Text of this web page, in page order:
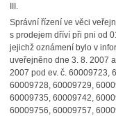
III.
Správní řízení ve věci
s prodejem dříví při pni od
jejichž oznámení bylo v
uveřejněno dne 3. 8. 2007
2007 pod ev. č. 60009723,
60009728, 60009729,
60009735, 60009742,
60009756, 60009757,